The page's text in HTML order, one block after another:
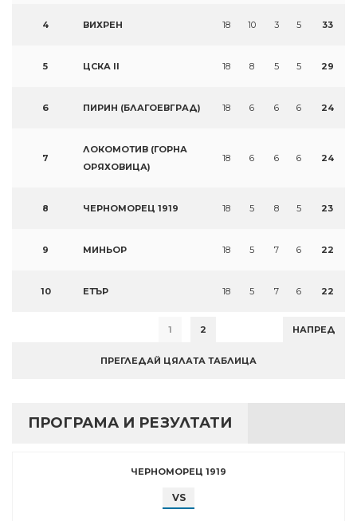
4 ВИХРЕН 18 10 3 5 33
5 ЦСКА II 18 8 5 5 29
6 ПИРИН (БЛАГОЕВГРАД) 18 6 6 6 24
7
ЛОКОМОТИВ (ГОРНА
ОРЯХОВИЦА)
18 6 6 6 24
8 ЧЕРНОМОРЕЦ 1919 18 5 8 5 23
9 МИНЬОР 18 5 7 6 22
10 ЕТЪР 18 5 7 6 22
1 2 НАПРЕД
ПРЕГЛЕДАЙ ЦЯЛАТА ТАБЛИЦА
ПРОГРАМА И РЕЗУЛТАТИ
ЧЕРНОМОРЕЦ 1919
VS